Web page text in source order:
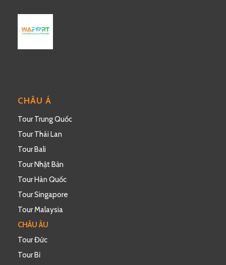
CHÂU Á
Tour Trung Quốc
Tour Thái Lan
Tour Bali
Tour Nhật Bản
Tour Hàn Quốc
Tour Singapore
Tour Malaysia
CHÂU ÂU
Tour Đức
Tour Bỉ